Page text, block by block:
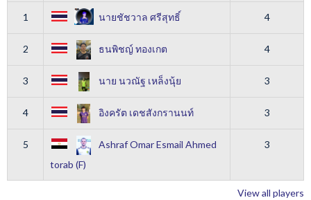
1 นายชัชวาล ศรีสุทธิ์ 4
2 ธนพิชญ์ ทองเกต 4
3 นาย นวณัฐ เหล็งนุ้ย 3
4 อิงครัต เดชสังกรานนท์ 3
5
Ashraf Omar Esmail Ahmed
torab (F)
3
View all players